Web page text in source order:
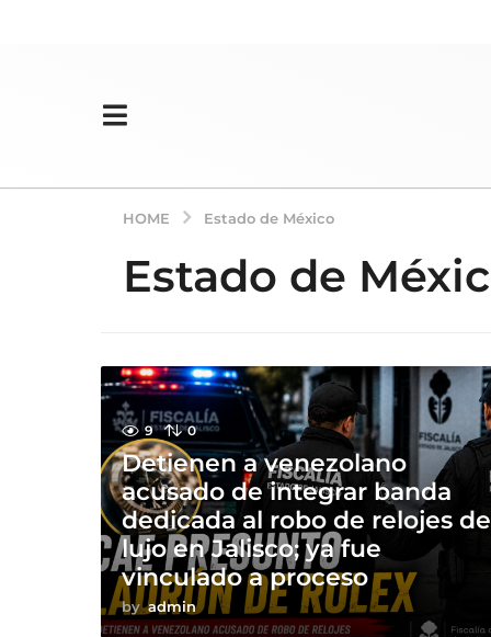
HOME Estado de México
Estado de
9 0
Detienen a venezolano
acusado de integrar banda
dedicada al robo de relojes de
lujo en Jalisco; ya fue
vinculado a proceso
by admin